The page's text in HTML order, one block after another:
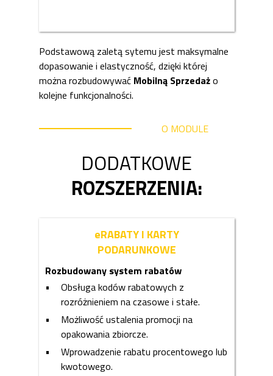
Podstawową zaletą sytemu jest maksymalne
dopasowanie i elastyczność, dzięki której
można rozbudowywać Mobilną Sprzedażo
kolejne funkcjonalności.
DODATKOWE
ROZSZERZENIA:
O MODULE
Rozbudowany system rabatów
Obsługa kodów rabatowych z
rozróżnieniem na czasowe i stałe.
Możliwość ustalenia promocji na
opakowania zbiorcze.
Wprowadzenie rabatu procentowego lub
kwotowego.
eRABATY I KARTY
PODARUNKOWE